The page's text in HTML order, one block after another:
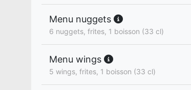
Menu nuggets
6 nuggets, frites, 1 boisson (33 cl)
Menu wings
5 wings, frites, 1 boisson (33 cl)